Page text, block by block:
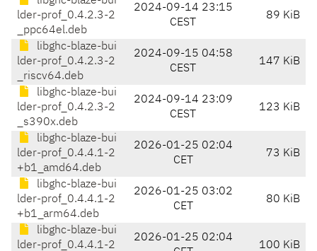
lder-prof_0.4.2.3-2
_ppc64el.deb
2024-09-14 23:15
CEST
89 KiB
libghc-blaze-bui
lder-prof_0.4.2.3-2
_riscv64.deb
2024-09-15 04:58
CEST
147 KiB
libghc-blaze-bui
lder-prof_0.4.2.3-2
_s390x.deb
2024-09-14 23:09
CEST
123 KiB
libghc-blaze-bui
lder-prof_0.4.4.1-2
+b1_amd64.deb
2026-01-25 02:04
CET
73 KiB
libghc-blaze-bui
lder-prof_0.4.4.1-2
+b1_arm64.deb
2026-01-25 03:02
CET
80 KiB
libghc-blaze-bui
lder-prof_0.4.4.1-2
2026-01-25 02:04
100 KiB